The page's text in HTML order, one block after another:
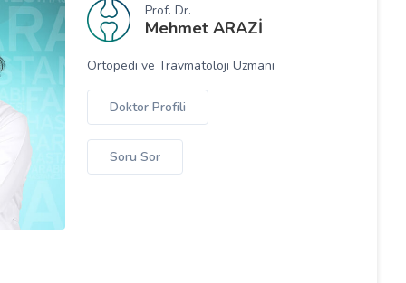
HALTER FEDERASYONU BAŞKANI
ÜNLÜ FARABİ HASTANESİNİ ZİYARET
FARABİ HASTANESİ 17 YAŞINDA
Prof. Dr.
Mehmet ARAZİ
Ortopedi ve Travmatoloji Uzmanı
Doktor Profili
Soru Sor